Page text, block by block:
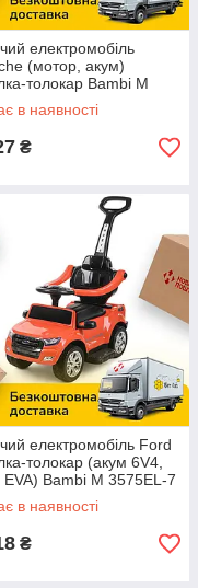
електромобіль
(мотор, акум)
толокар Bambi M
3 Червоний
в наявності
₴
електромобіль Ford
толокар (акум 6V4,
EVA) Bambi M 3575EL-7
в наявності
₴